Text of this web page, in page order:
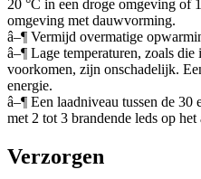
20 °C in een droge omgeving of
omgeving met dauwvorming.
â–¶ Vermijd overmatige
â–¶ Lage temperaturen, zoals
voorkomen, zijn onschadelijk.
energie.
â–¶ Een laadniveau tussen de
met 2 tot 3 brandende leds op het
Verzorgen